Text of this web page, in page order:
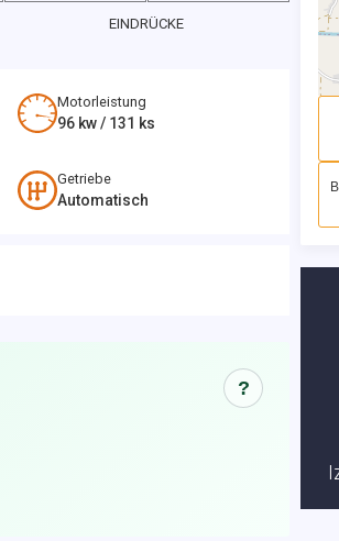
EINDRÜCKE
Motorleistung
96 kw / 131 ks
Getriebe
Automatisch
?